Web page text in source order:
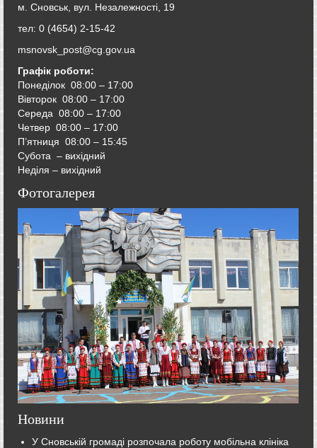
м. Сновськ, вул. Незалежності, 19
тел: 0 (4654) 2-15-42
msnovsk_post@cg.gov.ua
Графік роботи:
Понеділок 08:00 – 17:00
Вівторок 08:00 – 17:00
Середа 08:00 – 17:00
Четвер 08:00 – 17:00
П’ятниця 08:00 – 15:45
Субота – вихідний
Неділя – вихідний
Фотогалерея
Новини
У Сновській громаді розпочала роботу мобільна клініка